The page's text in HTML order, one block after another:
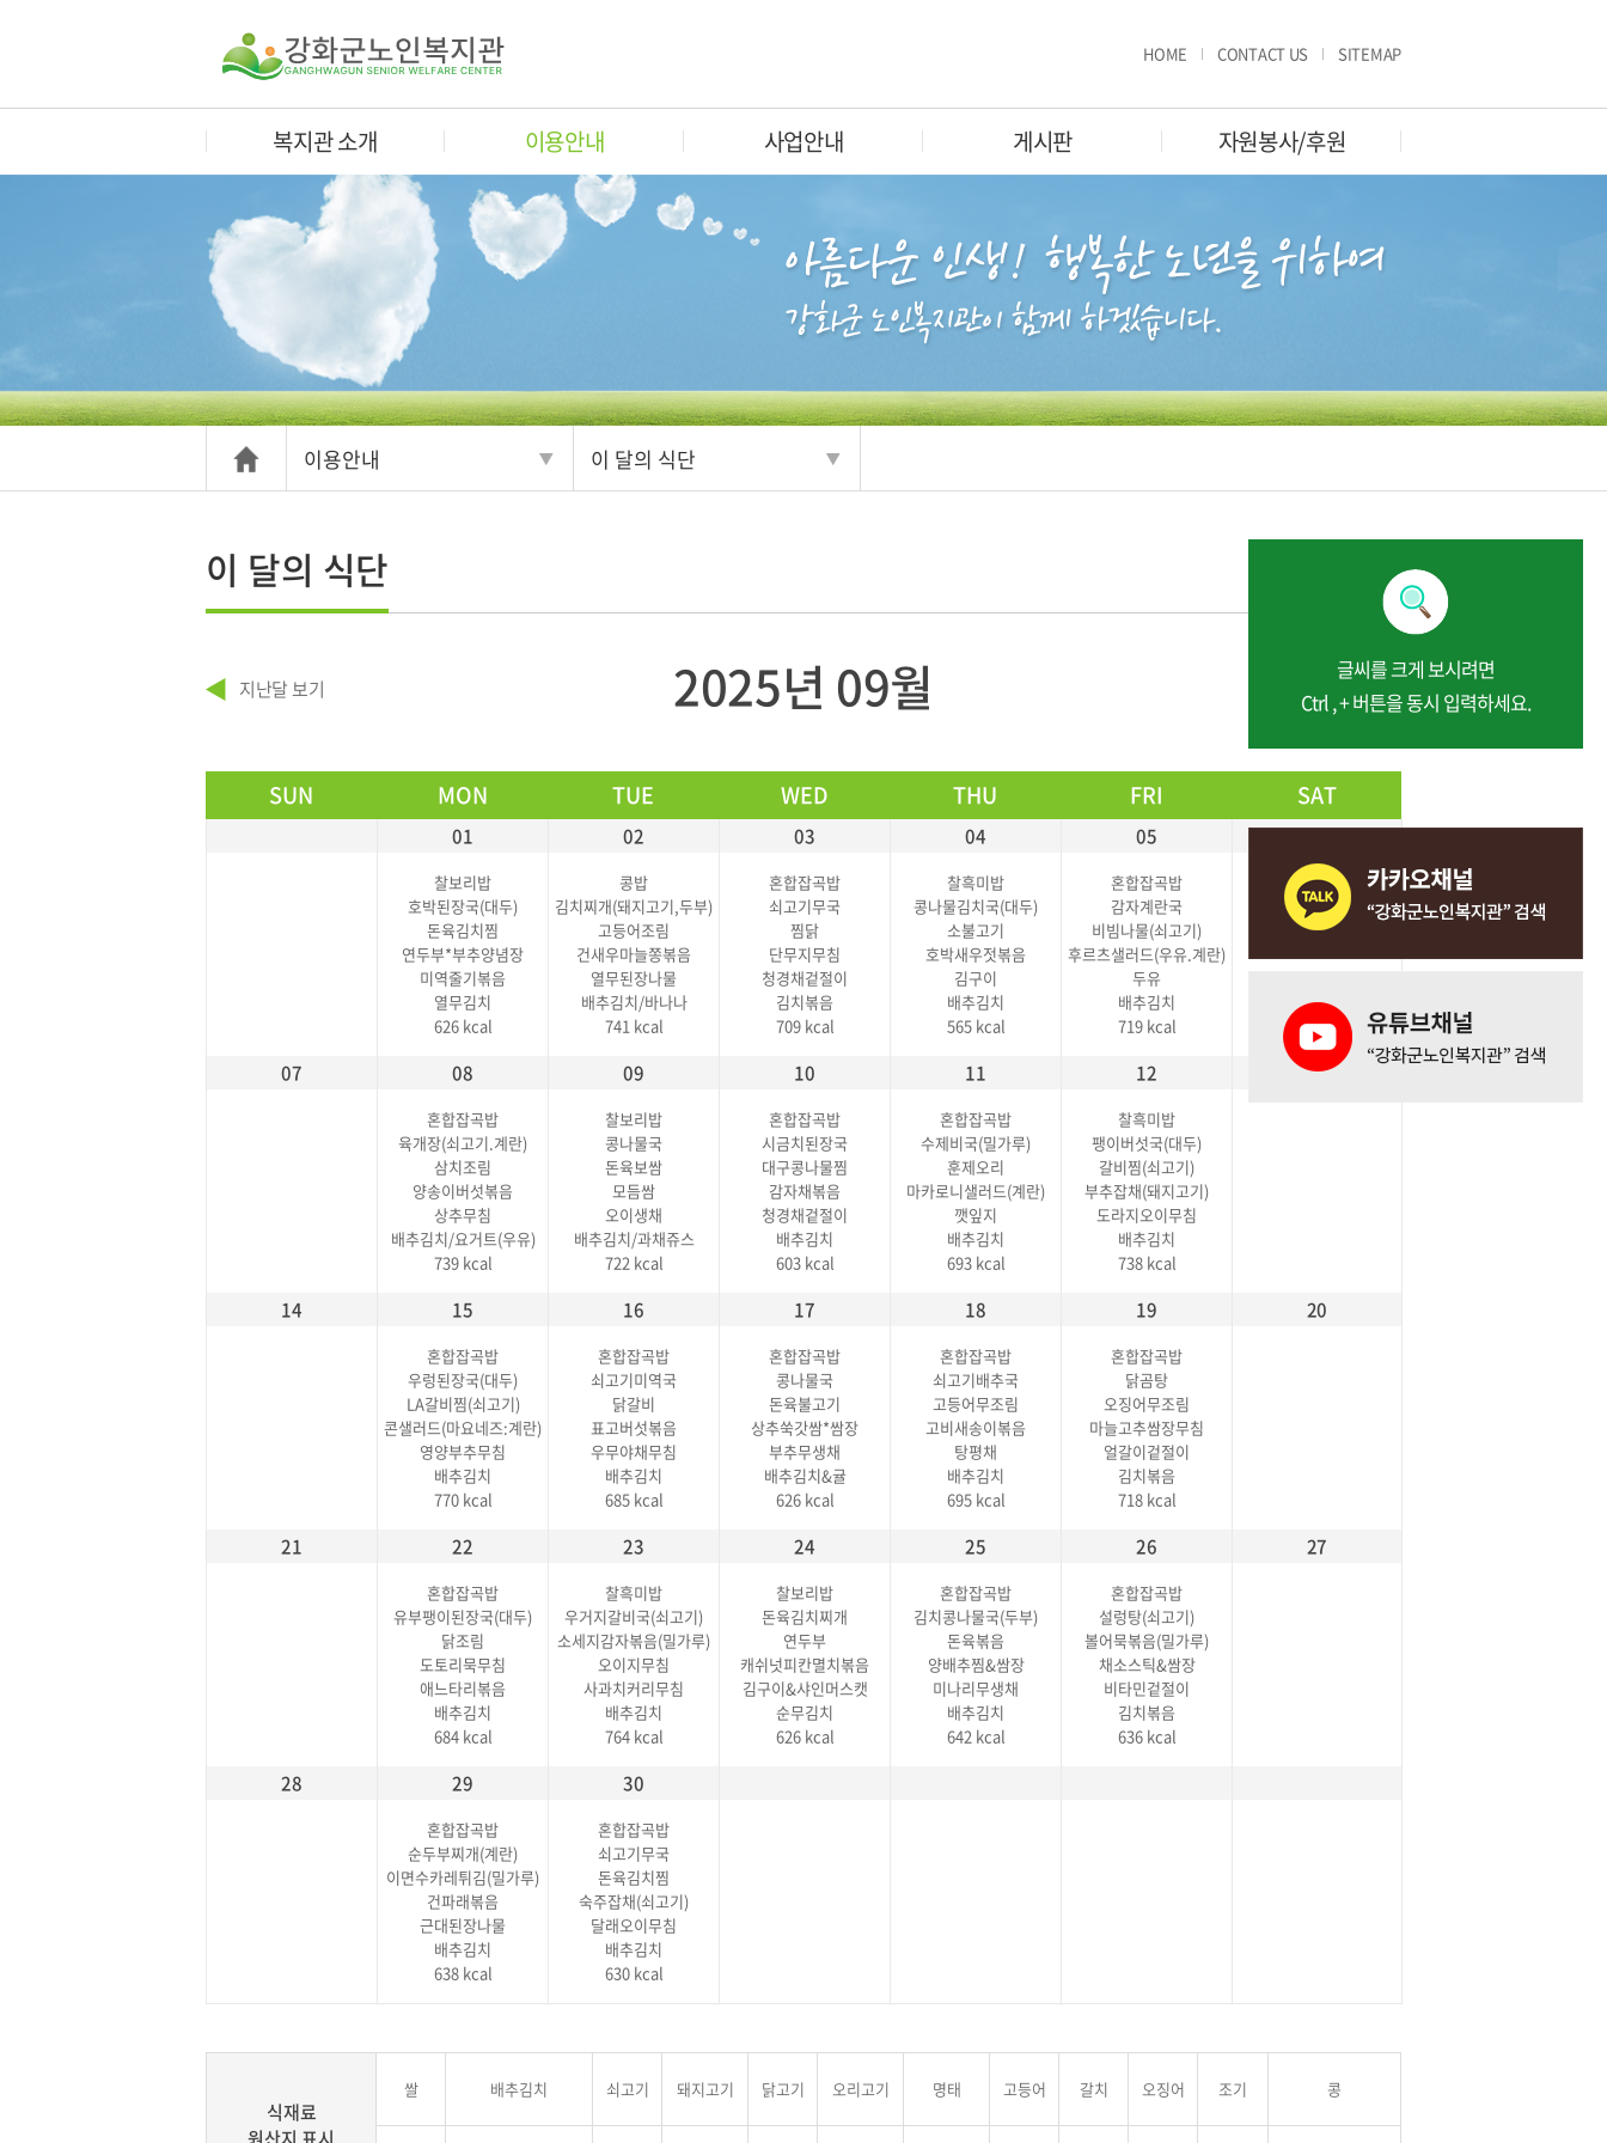
HOME CONTACT US SITEMAP
복지관 소개 이용안내 사업안내 게시판 자원봉사/후원
이용안내 이 달의 식단
이 달의 식단
지난달 보기 2025년 09월 다음달 보기
SUN MON TUE WED THU FRI SAT
01 02 03 04 05 06
찰보리밥
호박된장국(대두)
돈육김치찜
연두부*부추양념장
미역줄기볶음
열무김치
626 kcal
콩밥
김치찌개(돼지고기,두부)
고등어조림
건새우마늘쫑볶음
열무된장나물
배추김치/바나나
741 kcal
혼합잡곡밥
쇠고기무국
찜닭
단무지무침
청경채겉절이
김치볶음
709 kcal
찰흑미밥
콩나물김치국(대두)
소불고기
호박새우젓볶음
김구이
배추김치
565 kcal
혼합잡곡밥
감자계란국
비빔나물(쇠고기)
후르츠샐러드(우유.계란)
두유
배추김치
719 kcal
07 08 09 10 11 12 13
혼합잡곡밥
육개장(쇠고기.계란)
삼치조림
양송이버섯볶음
상추무침
배추김치/요거트(우유)
739 kcal
찰보리밥
콩나물국
돈육보쌈
모듬쌈
오이생채
배추김치/과채쥬스
722 kcal
혼합잡곡밥
시금치된장국
대구콩나물찜
감자채볶음
청경채겉절이
배추김치
603 kcal
혼합잡곡밥
수제비국(밀가루)
훈제오리
마카로니샐러드(계란)
깻잎지
배추김치
693 kcal
찰흑미밥
팽이버섯국(대두)
갈비찜(쇠고기)
부추잡채(돼지고기)
도라지오이무침
배추김치
738 kcal
14 15 16 17 18 19 20
혼합잡곡밥
우렁된장국(대두)
LA갈비찜(쇠고기)
콘샐러드(마요네즈:계란)
영양부추무침
배추김치
770 kcal
혼합잡곡밥
쇠고기미역국
닭갈비
표고버섯볶음
우무야채무침
배추김치
685 kcal
혼합잡곡밥
콩나물국
돈육불고기
상추쑥갓쌈*쌈장
부추무생채
배추김치&귤
626 kcal
혼합잡곡밥
쇠고기배추국
고등어무조림
고비새송이볶음
탕평채
배추김치
695 kcal
혼합잡곡밥
닭곰탕
오징어무조림
마늘고추쌈장무침
얼갈이겉절이
김치볶음
718 kcal
21 22 23 24 25 26 27
혼합잡곡밥
유부팽이된장국(대두)
닭조림
도토리묵무침
애느타리볶음
배추김치
684 kcal
찰흑미밥
우거지갈비국(쇠고기)
소세지감자볶음(밀가루)
오이지무침
사과치커리무침
배추김치
764 kcal
찰보리밥
돈육김치찌개
연두부
캐쉬넛피칸멸치볶음
김구이&샤인머스캣
순무김치
626 kcal
혼합잡곡밥
김치콩나물국(두부)
돈육볶음
양배추찜&쌈장
미나리무생채
배추김치
642 kcal
혼합잡곡밥
설렁탕(쇠고기)
볼어묵볶음(밀가루)
채소스틱&쌈장
비타민겉절이
김치볶음
636 kcal
28 29 30
혼합잡곡밥
순두부찌개(계란)
이면수카레튀김(밀가루)
건파래볶음
근대된장나물
배추김치
638 kcal
혼합잡곡밥
쇠고기무국
돈육김치찜
숙주잡채(쇠고기)
달래오이무침
배추김치
630 kcal
식재료
쌀 배추김치 쇠고기 돼지고기 닭고기 오리고기 명태 고등어 갈치 오징어 조기 콩
글씨를 크게 보시려면
Ctrl , + 버튼을 동시 입력하세요.